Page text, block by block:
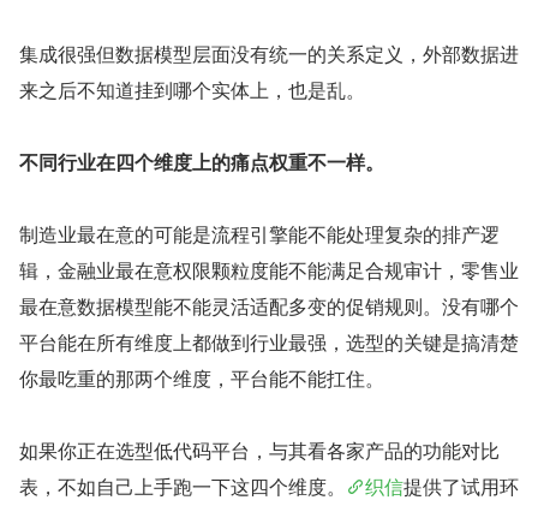
集成很强但数据模型层面没有统一的关系定义，外部数据进
来之后不知道挂到哪个实体上，也是乱。
不同行业在四个维度上的痛点权重不一样。
制造业最在意的可能是流程引擎能不能处理复杂的排产逻
辑，金融业最在意权限颗粒度能不能满足合规审计，零售业
最在意数据模型能不能灵活适配多变的促销规则。没有哪个
平台能在所有维度上都做到行业最强，选型的关键是搞清楚
你最吃重的那两个维度，平台能不能扛住。
如果你正在选型低代码平台，与其看各家产品的功能对比
表，不如自己上手跑一下这四个维度。
织信提供了试用环